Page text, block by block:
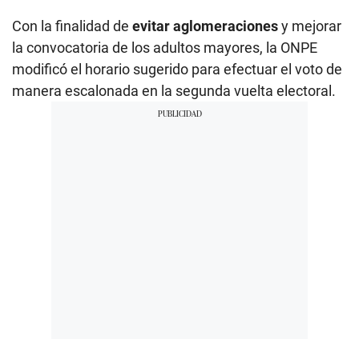
Con la finalidad de evitar aglomeracionesy mejorar
la convocatoria de los adultos mayores, la ONPE
modificó el horario sugerido para efectuar el voto de
manera escalonada en la segunda vuelta electoral.